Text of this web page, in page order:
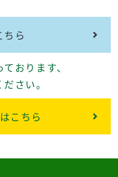
ちら
おります、
さい。
こちら